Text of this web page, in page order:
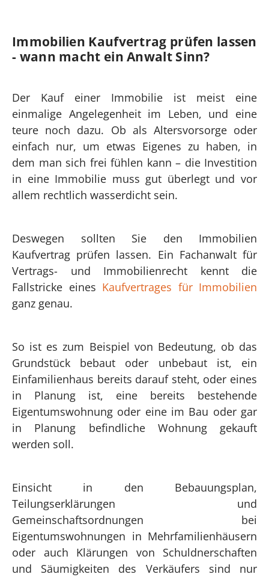
Immobilien Kaufvertrag prüfen lassen
- wann macht ein Anwalt Sinn?
Der Kauf einer Immobilie ist meist eine
einmalige Angelegenheit im Leben, und eine
teure noch dazu. Ob als Altersvorsorge oder
einfach nur, um etwas Eigenes zu haben, in
dem man sich frei fühlen kann – die Investition
in eine Immobilie muss gut überlegt und vor
allem rechtlich wasserdicht sein.
Deswegen sollten Sie den Immobilien
Kaufvertrag prüfen lassen. Ein Fachanwalt für
Vertrags- und Immobilienrecht kennt die
Fallstricke eines Kaufvertrages für Immobilien
ganz genau.
So ist es zum Beispiel von Bedeutung, ob das
Grundstück bebaut oder unbebaut ist, ein
Einfamilienhaus bereits darauf steht, oder eines
in Planung ist, eine bereits bestehende
Eigentumswohnung oder eine im Bau oder gar
in Planung befindliche Wohnung gekauft
werden soll.
Einsicht in den Bebauungsplan,
Teilungserklärungen und
Gemeinschaftsordnungen bei
Eigentumswohnungen in Mehrfamilienhäusern
oder auch Klärungen von Schuldnerschaften
und Säumigkeiten des Verkäufers sind nur